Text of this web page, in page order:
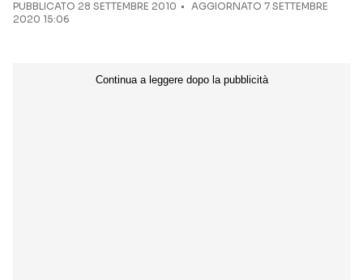
PUBBLICATO 28 SETTEMBRE 2010
AGGIORNATO 7 SETTEMBRE
2020 15:06